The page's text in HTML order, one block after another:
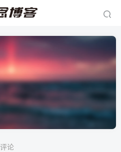
评论